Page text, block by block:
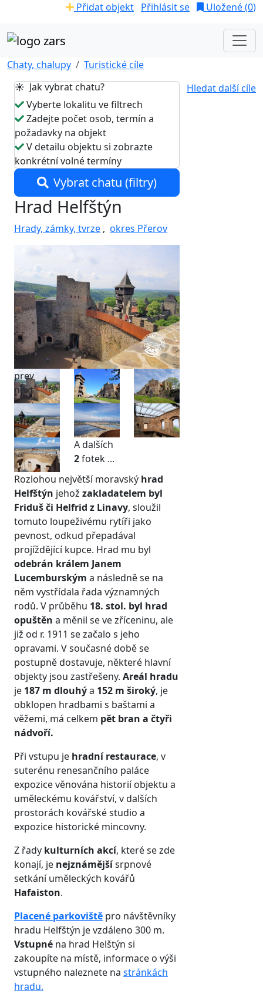
Přidat objekt Přihlásit se Uložené (0)
Chaty, chalupy
Turistické cíle
Hledat další cíle
☀️ Jak vybrat chatu?
Vyberte lokalitu ve filtrech
Zadejte počet osob, termín a
požadavky na objekt
V detailu objektu si zobrazte
konkrétní volné termíny
Vybrat chatu (filtry)
Hrad Helfštýn
Hrady, zámky, tvrze , okres Přerov
prev
next
A dalších
2fotek ...
Rozlohou největší moravský hrad
Helfštýn jehož zakladatelem byl
Friduš či Helfrid z Linavy, sloužil
tomuto loupeživému rytíři jako
pevnost, odkud přepadával
projíždějící kupce. Hrad mu byl
odebrán králem Janem
Lucemburským a následně se na
něm vystřídala řada významných
rodů. V průběhu 18. stol. byl hrad
opuštěn a měnil se ve zříceninu, ale
již od r. 1911 se začalo s jeho
opravami. V současné době se
postupně dostavuje, některé hlavní
objekty jsou zastřešeny. Areál hradu
je 187 m dlouhýa 152 m široký, je
obklopen hradbami s baštami a
věžemi, má celkem pět bran a čtyři
nádvoří.
Při vstupu je hradní restaurace, v
suterénu renesančního paláce
expozice věnována historií objektu a
uměleckému kovářství, v dalších
prostorách kovářské studio a
expozice historické mincovny.
Z řady kulturních akcí, které se zde
konají, je nejznámějšísrpnové
setkání uměleckých kovářů
Hafaiston.
Placené parkoviště pro návštěvníky
hradu Helfštýn je vzdáleno 300 m.
Vstupné na hrad Helštýn si
zakoupíte na místě, informace o výši
vstupného naleznete na stránkách
hradu.